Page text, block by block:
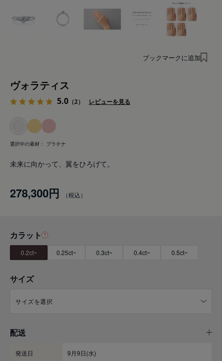
ブックマークに追加
ヴォラティス
5.0 （2） レビューを見る
選択中の素材： プラチナ
未来に向かって、翼をひろげて。
278,300円
カラット
0.2ct~ 0.25ct~ 0.3ct~ 0.4ct~ 0.5ct~
サイズ
配送
発送日 9月9日(水)